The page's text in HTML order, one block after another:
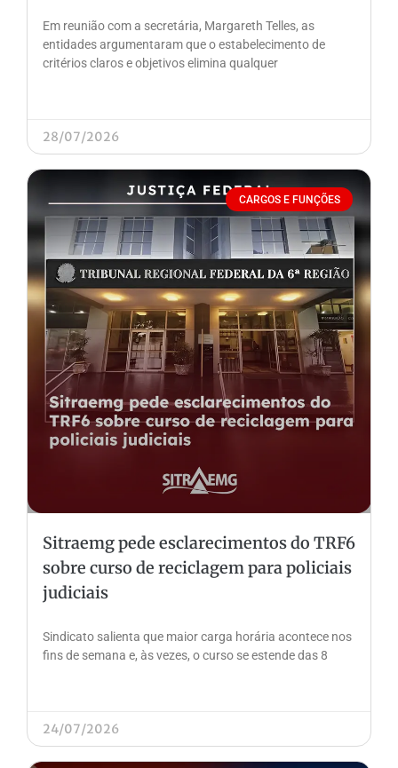
Em reunião com a secretária, Margareth Telles, as
entidades argumentaram que o estabelecimento de
critérios claros e objetivos elimina qualquer
28/07/2026
CARGOS E FUNÇÕES
Sitraemg pede esclarecimentos do TRF6
sobre curso de reciclagem para policiais
judiciais
Sindicato salienta que maior carga horária acontece nos
fins de semana e, às vezes, o curso se estende das 8
24/07/2026